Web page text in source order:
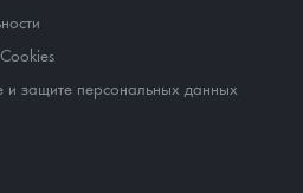
защите персональных данных